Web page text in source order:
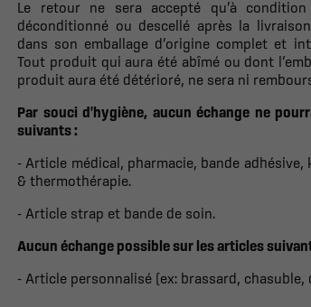
Le retour ne sera accepté qu’à
déconditionné ou descellé après la
dans son emballage d’origine complet et
Tout produit qui aura été abîmé ou dont
produit aura été détérioré, ne sera ni
Par souci d'hygiène, aucun échange ne
suivants :
- Article médical, pharmacie, bande
& thermothérapie.
- Article strap et bande de soin.
Aucun échange possible sur les articles
- Article personnalisé (ex: brassard, chasuble,